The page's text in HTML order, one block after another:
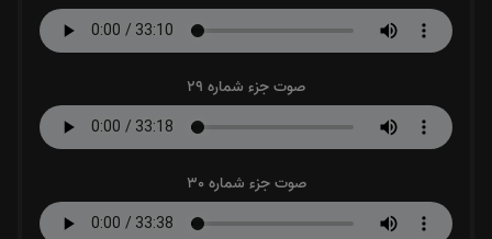
صوت جزء شماره 29
صوت جزء شماره 30